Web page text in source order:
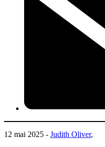
12 mai 2025 - Judith Oliver,